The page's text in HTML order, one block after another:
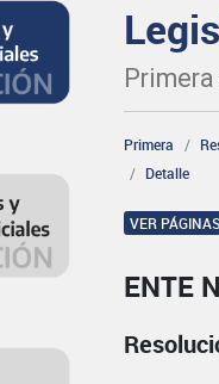
Primera
Detalle
VER
ENTE